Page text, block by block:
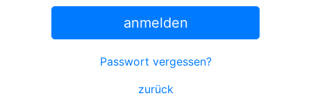
anmelden
Passwort vergessen?
zurück